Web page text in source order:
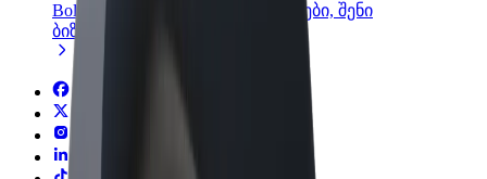
Bolt-ის პროდუქტები და სერვისები, შენი
ბიზნესისთვის